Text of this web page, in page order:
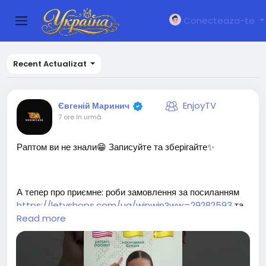
Conecteaza-te
Recent Actualizat
Євгеній Маринич EnjoyTV
7 ore în urmă
Раптом ви не знали😁 Записуйте та зберігайте✨
А тепер про приємне: роби замовлення за посиланням
https://letyshops.com/ua/winwin?ww=29282593 та
отримай кешбек понад 6% на усі замовлення Gregory
mill 🎁
Read more